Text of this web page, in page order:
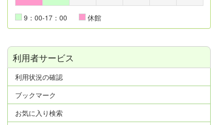
9：00-17：00 休館
利用者サービス
利用状況の確認
ブックマーク
お気に入り検索